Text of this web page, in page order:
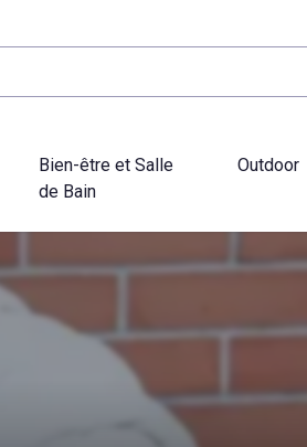
Bien-être et Salle
de Bain
Outdoor